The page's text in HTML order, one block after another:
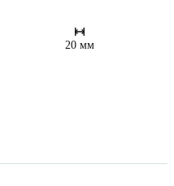
20 мм